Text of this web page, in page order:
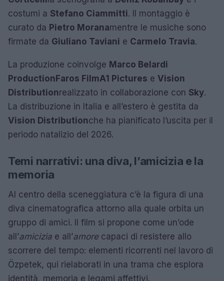
costumi a Stefano Ciammitti. Il montaggio è
curato da Pietro Moranamentre le musiche sono
firmate da Giuliano Taviani e Carmelo Travia.
La produzione coinvolge Marco Belardi
Production Faros FilmA1 Pictures e Vision
Distributionrealizzato in collaborazione con Sky.
La distribuzione in Italia e all’estero è gestita da
Vision Distributionche ha pianificato l’uscita per il
periodo natalizio del 2026.
Temi narrativi: una diva, l’amicizia e la
memoria
Al centro della sceneggiatura c’è la figura di una
diva cinematografica attorno alla quale orbita un
gruppo di amici. Il film si propone come un’ode
all’amicizia e all’amorecapaci di resistere allo
scorrere del tempo: elementi ricorrenti nel lavoro di
Özpetek, qui rielaborati in una trama che esplora
identità, memoria e legami affettivi.